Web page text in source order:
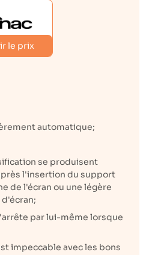
le prix
automatique;
se produisent
l'insertion du support
de l'écran ou une légère
par lui-même lorsque
impeccable avec les bons